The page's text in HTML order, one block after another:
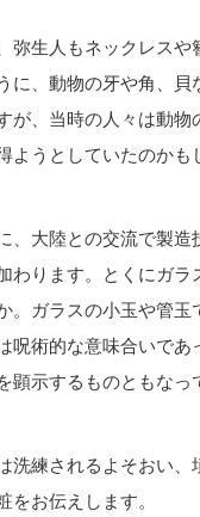
弥生人もネックレス
に、動物の牙や角、
が、当時の人々は動
ようとしていたのかも
、大陸との交流で製
わります。とくにガ
。ガラスの小玉や管玉
呪術的な意味合いで
顕示するものともなっ
洗練されるよそおい
をお伝えします。